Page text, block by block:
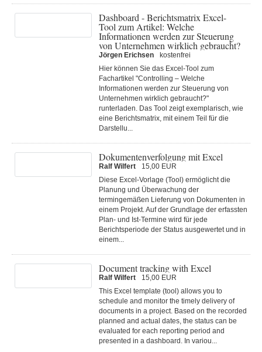
Dashboard - Berichtsmatrix Excel-
Tool zum Artikel: Welche
Informationen werden zur Steuerung
von Unternehmen wirklich gebraucht?
Jörgen Erichsen
kostenfrei
Hier können Sie das Excel-Tool zum
Fachartikel "Controlling – Welche
Informationen werden zur Steuerung von
Unternehmen wirklich gebraucht?"
runterladen. Das Tool zeigt exemplarisch, wie
eine Berichtsmatrix, mit einem Teil für die
Darstellu...
Dokumentenverfolgung mit Excel
Ralf Wilfert
15,00 EUR
Diese Excel-Vorlage (Tool) ermöglicht die
Planung und Überwachung der
termingemäßen Lieferung von Dokumenten in
einem Projekt. Auf der Grundlage der erfassten
Plan- und Ist-Termine wird für jede
Berichtsperiode der Status ausgewertet und in
einem...
Document tracking with Excel
Ralf Wilfert
15,00 EUR
This Excel template (tool) allows you to
schedule and monitor the timely delivery of
documents in a project. Based on the recorded
planned and actual dates, the status can be
evaluated for each reporting period and
presented in a dashboard. In variou...